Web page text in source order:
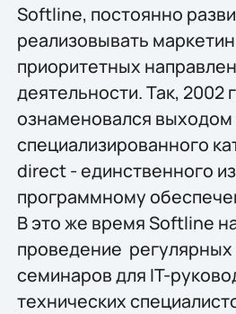
Softline, постоянно
реализовывать
приоритетных
деятельности. Так, 2002
ознаменовался
специализированного
direct - единственного
программному
В это же время Softline
проведение
семинаров для IT-
технических